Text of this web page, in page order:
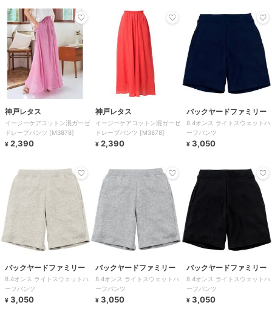
神戸レタス
イージーケアコットン混ガーゼ
ドレープパンツ [M3878]
¥ 2,390
神戸レタス
イージーケアコットン混ガーゼ
ドレープパンツ [M3878]
¥ 2,390
バックヤードファミリー
8.4オンス ライトスウェットハ
ーフパンツ
¥ 3,050
バックヤードファミリー
8.4オンス ライトスウェットハ
ーフパンツ
¥ 3,050
バックヤードファミリー
8.4オンス ライトスウェットハ
ーフパンツ
¥ 3,050
バックヤードファミリー
8.4オンス ライトスウェットハ
ーフパンツ
¥ 3,050